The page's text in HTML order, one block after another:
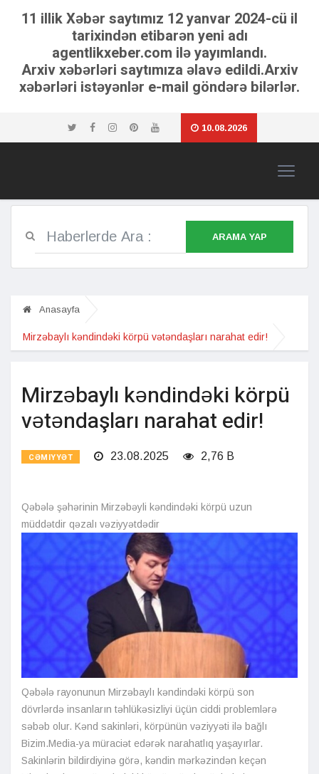
11 illik Xəbər saytımız 12 yanvar 2024-cü il
tarixindən etibarən yeni adı
agentlikxeber.com ilə yayımlandı.
Arxiv xəbərləri saytımıza əlavə edildi.Arxiv
xəbərləri istəyənlər e-mail göndərə bilərlər.
10.08.2026
ARAMA YAP
Anasayfa
Mirzəbaylı kəndindəki körpü vətəndaşları narahat edir!
Mirzəbaylı kəndindəki körpü
vətəndaşları narahat edir!
CƏMIYYƏT 23.08.2025 2,76 B
Qəbələ şəhərinin Mirzəbəyli kəndindəki körpü uzun
müddətdir qəzalı vəziyyətdədir
Qəbələ rayonunun Mirzəbaylı kəndindəki körpü son
dövrlərdə insanların təhlükəsizliyi üçün ciddi problemlərə
səbəb olur. Kənd sakinləri, körpünün vəziyyəti ilə bağlı
Bizim.Media-ya müraciət edərək narahatlıq yaşayırlar.
Sakinlərin bildirdiyinə görə, kəndin mərkəzindən keçən